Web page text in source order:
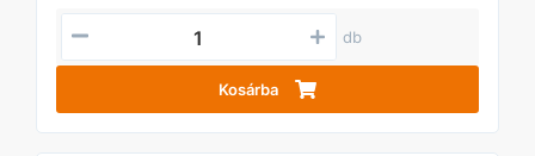
db
Kosárba